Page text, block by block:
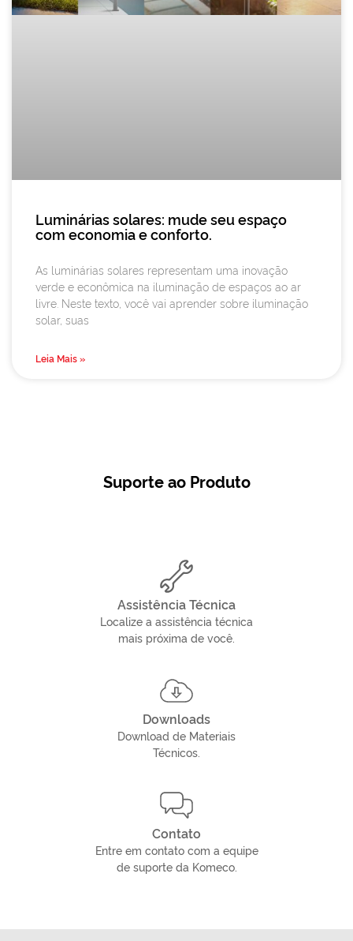
Luminárias solares: mude seu espaço
com economia e conforto.
As luminárias solares representam uma inovação
verde e econômica na iluminação de espaços ao ar
livre. Neste texto, você vai aprender sobre iluminação
solar, suas
Leia Mais »
Suporte ao Produto
Assistência Técnica
Localize a assistência técnica
mais próxima de você.
Downloads
Download de Materiais
Técnicos.
Contato
Entre em contato com a equipe
de suporte da Komeco.